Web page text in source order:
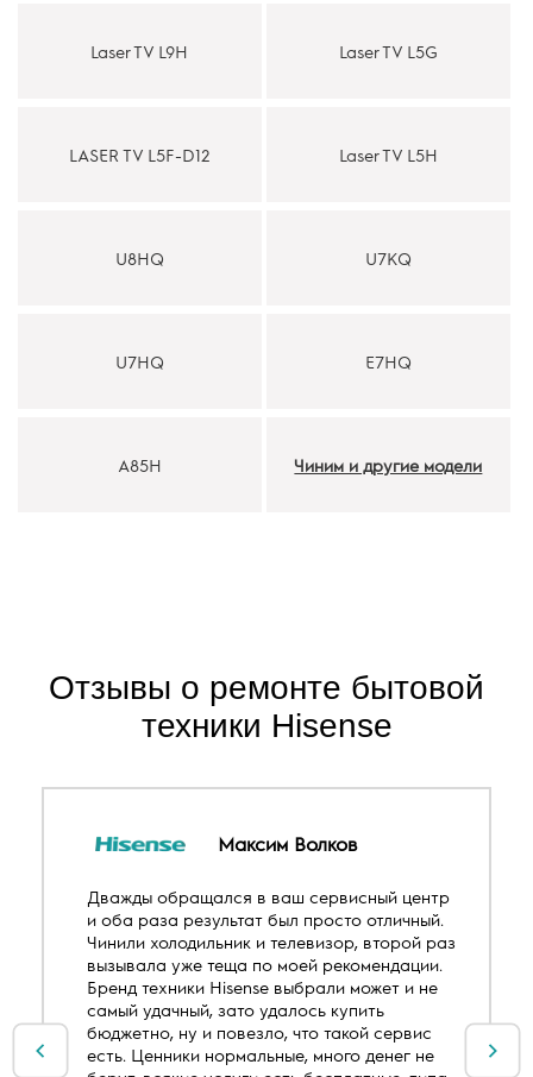
Laser TV L9H Laser TV L5G
LASER TV L5F-D12 Laser TV L5H
U8HQ U7KQ
U7HQ E7HQ
A85H Чиним и другие модели
Отзывы о ремонте бытовой
техники Hisense
Максим Волков
Дважды обращался в ваш сервисный центр
и оба раза результат был просто отличный.
Чинили холодильник и телевизор, второй раз
вызывала уже теща по моей рекомендации.
Бренд техники Hisense выбрали может и не
самый удачный, зато удалось купить
бюджетно, ну и повезло, что такой сервис
есть. Ценники нормальные, много денег не